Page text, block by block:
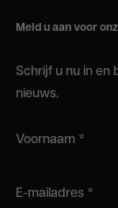
Meld u aan voor
Schrijf u nu in en
nieuws.
Voornaam *
E-mailadres *